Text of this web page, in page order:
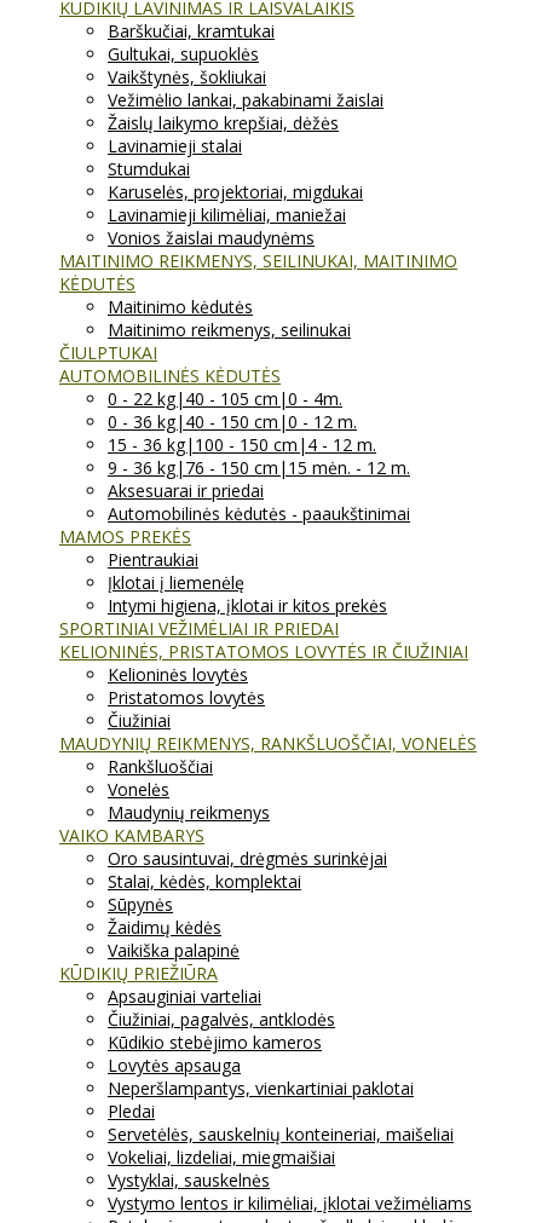
KŪDIKIŲ LAVINIMAS IR LAISVALAIKIS
Barškučiai, kramtukai
Gultukai, supuoklės
Vaikštynės, šokliukai
Vežimėlio lankai, pakabinami žaislai
Žaislų laikymo krepšiai, dėžės
Lavinamieji stalai
Stumdukai
Karuselės, projektoriai, migdukai
Lavinamieji kilimėliai, maniežai
Vonios žaislai maudynėms
MAITINIMO REIKMENYS, SEILINUKAI, MAITINIMO
KĖDUTĖS
Maitinimo kėdutės
Maitinimo reikmenys, seilinukai
ČIULPTUKAI
AUTOMOBILINĖS KĖDUTĖS
0 - 22 kg|40 - 105 cm|0 - 4m.
0 - 36 kg|40 - 150 cm|0 - 12 m.
15 - 36 kg|100 - 150 cm|4 - 12 m.
9 - 36 kg|76 - 150 cm|15 mėn. - 12 m.
Aksesuarai ir priedai
Automobilinės kėdutės - paaukštinimai
MAMOS PREKĖS
Pientraukiai
Įklotai į liemenėlę
Intymi higiena, įklotai ir kitos prekės
SPORTINIAI VEŽIMĖLIAI IR PRIEDAI
KELIONINĖS, PRISTATOMOS LOVYTĖS IR ČIUŽINIAI
Kelioninės lovytės
Pristatomos lovytės
Čiužiniai
MAUDYNIŲ REIKMENYS, RANKŠLUOŠČIAI, VONELĖS
Rankšluoščiai
Vonelės
Maudynių reikmenys
VAIKO KAMBARYS
Oro sausintuvai, drėgmės surinkėjai
Stalai, kėdės, komplektai
Sūpynės
Žaidimų kėdės
Vaikiška palapinė
KŪDIKIŲ PRIEŽIŪRA
Apsauginiai varteliai
Čiužiniai, pagalvės, antklodės
Kūdikio stebėjimo kameros
Lovytės apsauga
Neperšlampantys, vienkartiniai paklotai
Pledai
Servetėlės, sauskelnių konteineriai, maišeliai
Vokeliai, lizdeliai, miegmaišiai
Vystyklai, sauskelnės
Vystymo lentos ir kilimėliai, įklotai vežimėliams